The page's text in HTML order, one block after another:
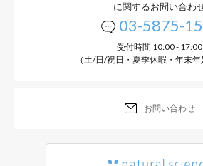
に関するお問い合わ
03-5875-
受付時間 10:00 - 17:00
（土/日/祝日・夏季休暇・年末年
お問い合わせ